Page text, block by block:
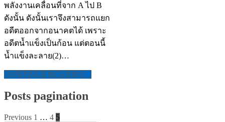
พลังงานเคลื่อนที่จาก A ไป B
ดังนั้น ดังนั้นเราจึงสามารถแยก
อดีตออกจากอนาคตได้ เพราะ
อดีตน้ำแข็งเป็นก้อน แต่ตอนนี้
น้ำแข็งละลาย(2)…
CONTINUE READING...
Posts pagination
Previous 1 … 4 5